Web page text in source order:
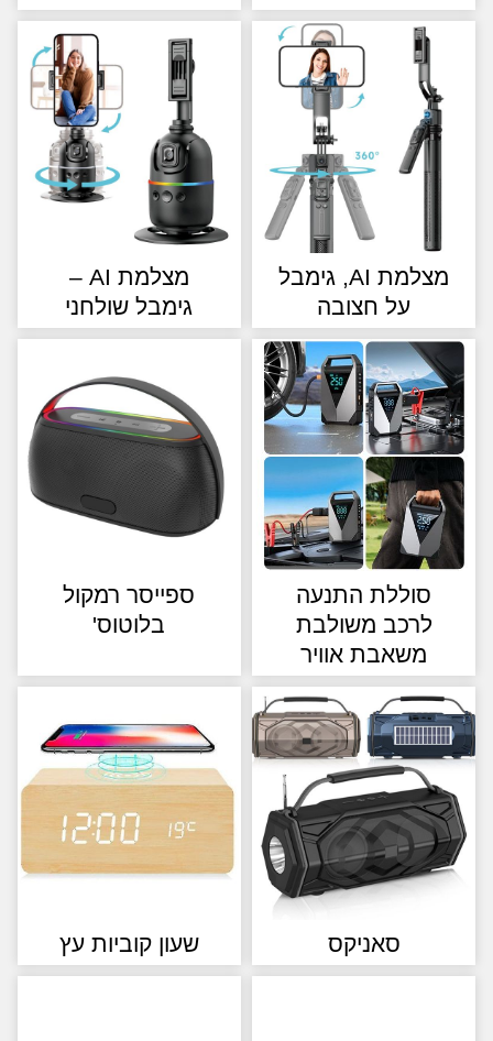
מצלמת AI, גימבל
על חצובה
מצלמת AI –
גימבל שולחני
סוללת התנעה
לרכב משולבת
משאבת אוויר
ספייסר רמקול
בלוטוס'
סאניקס שעון קוביות עץ